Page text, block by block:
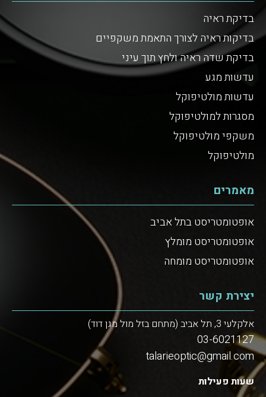
בדיקת ראיה
בדיקות ראיה לצורך התאמת משקפיים
בדיקת שדה ראיה ולחץ תוך עיני
עדשות מגע
עדשות מולטיפוקל
מסגרות למולטיפוקל
משקפי מולטיפוקל
מולטיפוקל
מאמרים
אופטומטריסט בתל אביב
אופטומטריסט מומלץ
אופטומטריסט מומחה
יצירת קשר
אלקלעי 3, תל אביב (מתחם בזל מול מגן דוד)
03-6021127
talarieoptic@gmail.com
שעות פעילות